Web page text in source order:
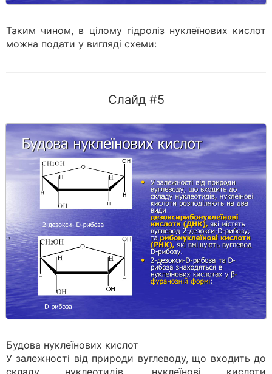
Таким чином, в цілому гідроліз нуклеїнових кислот
можна подати у вигляді схеми:
Слайд #5
Будова нуклеїнових кислот
У залежності від природи вуглеводу, що входить до
складу нуклеотидів, нуклеїнові кислоти